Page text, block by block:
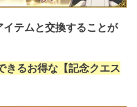
テムと交換することが
るお得な【記念クエス